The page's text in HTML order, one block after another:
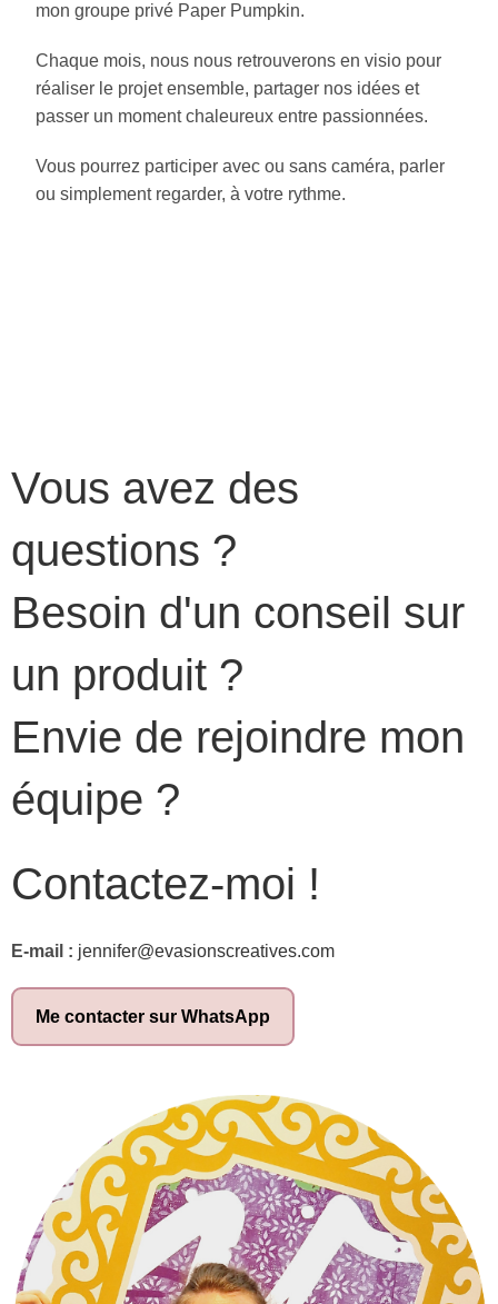
mon groupe privé Paper Pumpkin.
Chaque mois, nous nous retrouverons en visio pour
réaliser le projet ensemble, partager nos idées et
passer un moment chaleureux entre passionnées.
Vous pourrez participer avec ou sans caméra, parler
ou simplement regarder, à votre rythme.
Vous avez des
questions ?
Besoin d'un conseil sur
un produit ?
Envie de rejoindre mon
équipe ?
Contactez-moi !
E-mail : jennifer@evasionscreatives.com
Me contacter sur WhatsApp